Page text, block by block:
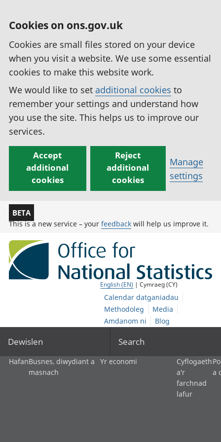
Cookies on ons.gov.uk
Cookies are small files stored on your device
when you visit a website. We use some essential
cookies to make this website work.
We would like to set additional cookies to
remember your settings and understand how
you use the site. This helps us to improve our
services.
Accept
additional
cookies
Reject
additional
cookies
Manage
settings
BETA
This is a new service – your feedback will help us improve it.
English (EN) | Cymraeg (CY)
Calendar datganiadau
Methodoleg
Media
Amdanom ni
Blog
Dewislen Search
HafanBusnes, diwydiant a
masnach
Yr economi
Cyflogaeth
a'r
farchnad
lafur
a